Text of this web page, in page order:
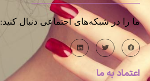
ما را در شبکه‌های اجتماعی دنبال کنید:
اعتماد به ما